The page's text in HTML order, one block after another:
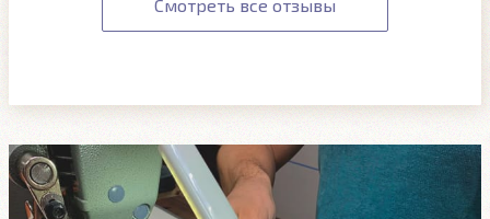
Смотреть все отзывы